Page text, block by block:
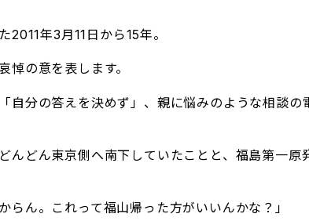
2011年3月11日から15年。
悼の意を表します。
自分の答えを決めず」、親に悩みのような相談の
んどん東京側へ南下していたことと、福島第一原
らん。これって福山帰った方がいいんかな？」